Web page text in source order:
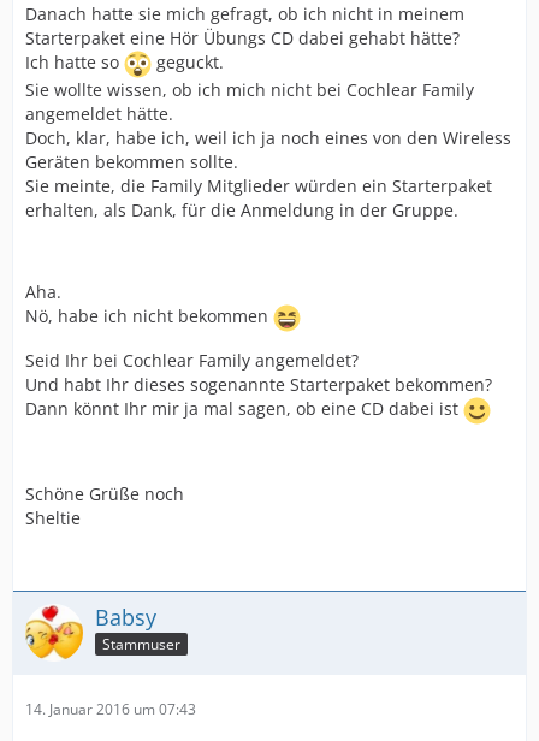
Danach hatte sie mich gefragt, ob ich nicht in meinem
Starterpaket eine Hör Übungs CD dabei gehabt hätte?
Ich hatte so
geguckt.
Sie wollte wissen, ob ich mich nicht bei Cochlear Family
angemeldet hätte.
Doch, klar, habe ich, weil ich ja noch eines von den Wireless
Geräten bekommen sollte.
Sie meinte, die Family Mitglieder würden ein Starterpaket
erhalten, als Dank, für die Anmeldung in der Gruppe.
Aha.
Nö, habe ich nicht bekommen
Seid Ihr bei Cochlear Family angemeldet?
Und habt Ihr dieses sogenannte Starterpaket bekommen?
Dann könnt Ihr mir ja mal sagen, ob eine CD dabei ist
Schöne Grüße noch
Sheltie
Babsy
Stammuser
14. Januar 2016 um 07:43